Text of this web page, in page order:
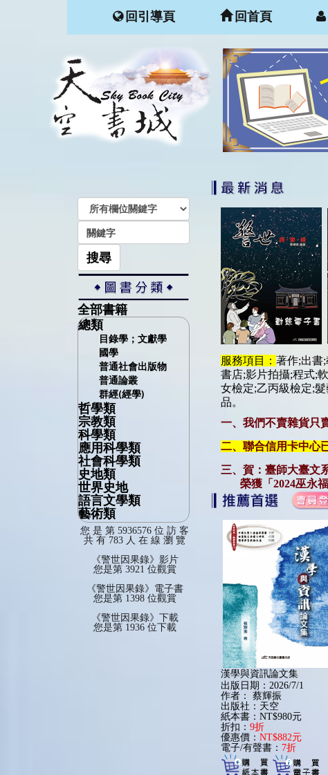
回引導頁 回首頁
搜尋
全部書籍
總類
目錄學；文獻學
國學
普通社會出版物
普通論叢
群經(經學)
哲學類
哲學總論
思想,學術
中國哲學
東方哲學
西洋哲學
邏輯學
形上學
心理學
美學
倫理學
宗教類
宗教總論
宗教學
佛教
道教
基督教
其他各教
神話
術數；迷信
科學類
科學總論
數學；電腦
天文學
物理學
生物科學
動物學
人類學
應用科學類
應用科學總論
醫藥；健康；食品
家政(儀容、飲食、
育兒)
工程
製造
商業：各種營業
商學；經營學
社會科學類
社會科學總論
教育
禮俗
社會學
經濟
財政
政治
法律
軍事
史地類
史地總論
中國通史
中國斷代史
中國史料
中國地方志
世界史地
世界史地
亞洲史地
歐洲史地
傳記
語言文學類
語言學總論
文學總論
中國文學
中國文學總集
中國文學別集
中國各種文學
東方文學
西洋文學
其他各國文學
藝術類
藝術總論
音樂
建築美術
繪畫；書法
攝影；電腦藝術
應用美術
技藝
戲劇
您 是 第 5936576 位 訪 客
共 有 783 人 在 線 瀏 覽
《警世因果錄》影片
您是第 3921 位觀賞
《警世因果錄》電子書
您是第 1398 位觀賞
《警世因果錄》下載
您是第 1936 位下載
服務項目： 著作;出書;
書店;影片拍攝;程式;
女檢定;乙丙級檢定;
品。
一、我們不賣雜貨只
二、聯合信用卡中心
三、賀：臺師大臺文
榮獲「2024巫永福
漢學與資訊論文集
出版日期：2026/7/1
作者：
蔡輝振
出版社：天空
紙本書：NT$980元
折扣： 9折
優惠價： NT$882元
電子/有聲書： 7折